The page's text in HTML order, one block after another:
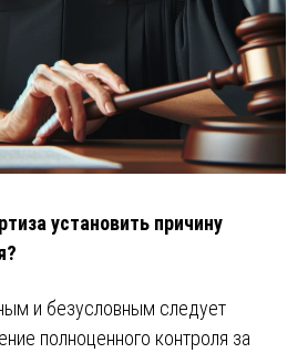
установить причину
и безусловным следует
полноценного контроля за